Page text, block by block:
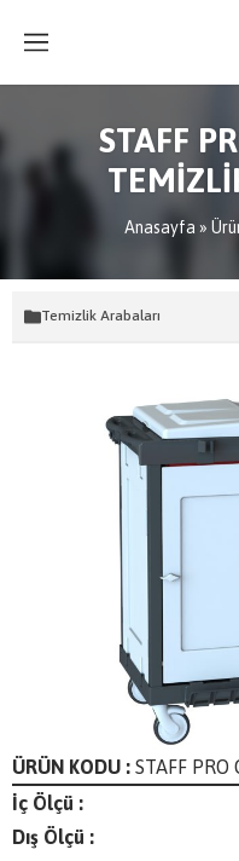
STAFF
Anasayfa »
Temizlik Arabaları
ÜRÜN KODU : STAFF
İç Ölçü :
Dış Ölçü :